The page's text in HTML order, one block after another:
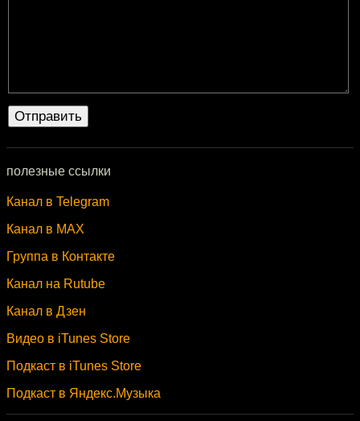
полезные ссылки
Канал в Telegram
Канал в MAX
Группа в Контакте
Канал на Rutube
Канал в Дзен
Видео в iTunes Store
Подкаст в iTunes Store
Подкаст в Яндекс.Музыка